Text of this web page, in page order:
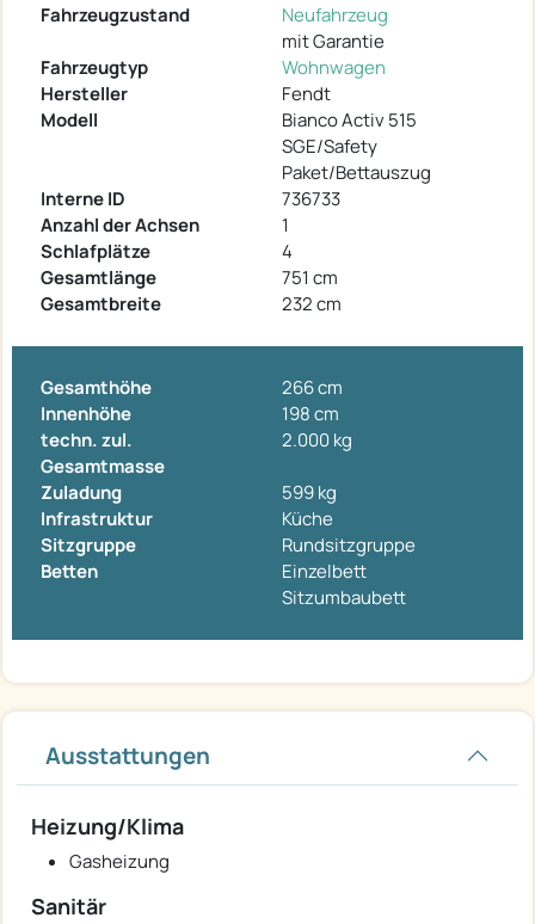
Fahrzeugzustand
Neufahrzeug
mit Garantie
Fahrzeugtyp
Wohnwagen
Hersteller
Fendt
Modell
Bianco Activ 515
SGE/Safety
Paket/Bettauszug
Interne ID
736733
Anzahl der Achsen
1
Schlafplätze
4
Gesamtlänge
751 cm
Gesamtbreite
232 cm
Gesamthöhe
266 cm
Innenhöhe
198 cm
techn. zul.
Gesamtmasse
2.000 kg
Zuladung
599 kg
Infrastruktur
Küche
Sitzgruppe
Rundsitzgruppe
Betten
Einzelbett
Sitzumbaubett
Ausstattungen
Heizung/Klima
Gasheizung
Sanitär